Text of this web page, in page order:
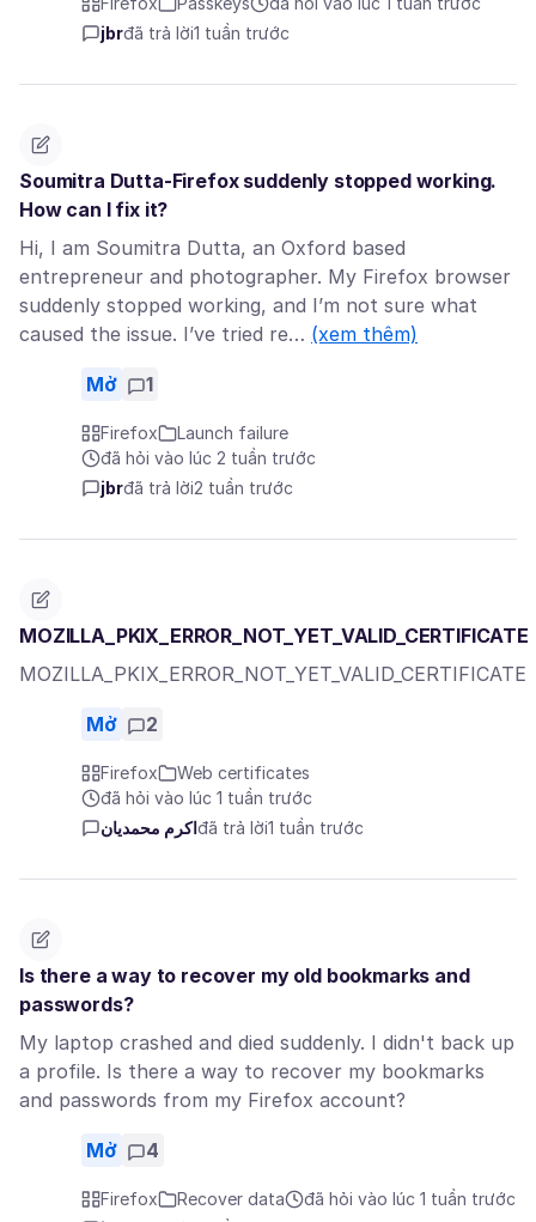
jbrđã trả lời1 tuần trước
Soumitra Dutta-Firefox suddenly stopped working.
How can I fix it?
Hi, I am Soumitra Dutta, an Oxford based
entrepreneur and photographer. My Firefox browser
suddenly stopped working, and I’m not sure what
caused the issue. I’ve tried re… (xem thêm)
Mở 1
Firefox
Launch failure
đã hỏi vào lúc 2 tuần trước
jbrđã trả lời2 tuần trước
MOZILLA_PKIX_ERROR_NOT_YET_VALID_CERTIFICATE
MOZILLA_PKIX_ERROR_NOT_YET_VALID_CERTIFICATE
Mở 2
Firefox
Web certificates
đã hỏi vào lúc 1 tuần trước
اکرم محمدیانđã trả lời1 tuần trước
Is there a way to recover my old bookmarks and
passwords?
My laptop crashed and died suddenly. I didn't back up
a profile. Is there a way to recover my bookmarks
and passwords from my Firefox account?
Mở 4
Firefox Recover data
đã hỏi vào lúc 1 tuần trước